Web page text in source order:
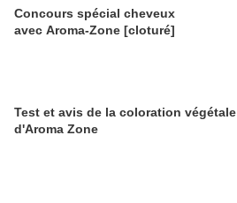
Concours spécial cheveux
avec Aroma-Zone [cloturé]
Test et avis de la coloration végétale
d'Aroma Zone